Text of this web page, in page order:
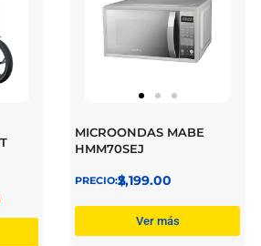
MICROONDAS MABE
HMM70SEJ
$
2,199.00
Ver más